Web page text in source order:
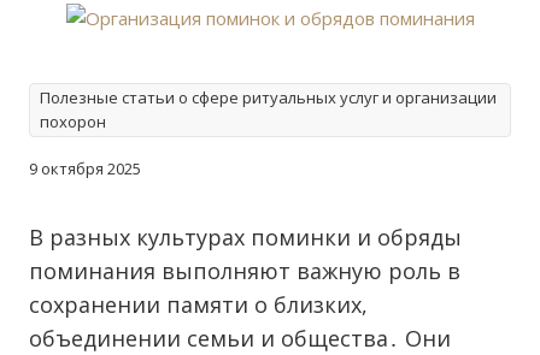
Полезные статьи о сфере ритуальных услуг и организации
похорон
9 октября 2025
В разных культурах поминки и обряды
поминания выполняют важную роль в
сохранении памяти о близких,
объединении семьи и общества․ Они